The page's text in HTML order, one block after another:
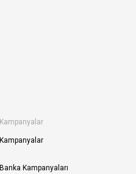
Kampanyalar
Kampanyalar
Banka Kampanyaları